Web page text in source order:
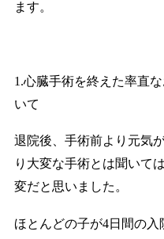
ます。
1.心臓手術を終えた率直
いて
退院後、手術前より元気
り大変な手術とは聞いて
変だと思いました。
ほとんどの子が4日間の